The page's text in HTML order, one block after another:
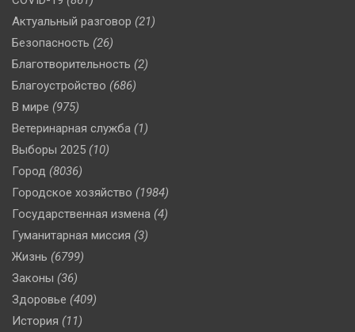
Актуальный разговор (21)
Безопасность (26)
Благотворительность (2)
Благоустройство (686)
В мире (975)
Ветеринарная служба (1)
Выборы 2025 (10)
Город (8036)
Городское хозяйство (1984)
Государственная измена (4)
Гуманитарная миссия (3)
Жизнь (6799)
Законы (36)
Здоровье (409)
История (11)